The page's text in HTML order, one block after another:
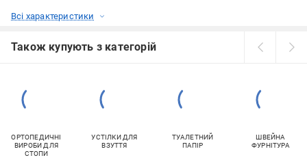
Всі характеристики
Також купують з категорій
ОРТОПЕДИЧНІ
ВИРОБИ ДЛЯ
СТОПИ
УСТІЛКИ ДЛЯ
ВЗУТТЯ
ТУАЛЕТНИЙ
ПАПІР
ШВЕЙНА
ФУРНІТУРА